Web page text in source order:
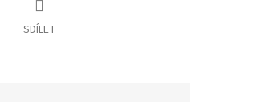
SDÍLET